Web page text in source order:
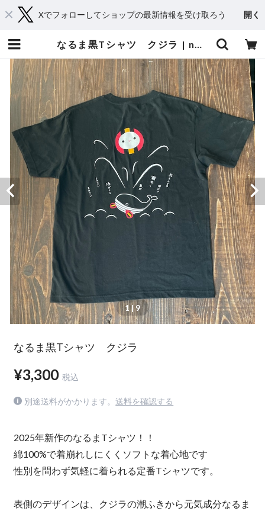
Xでフォローしてショップの最新情報を受け取ろう 開く
なるま黒Tシャツ クジラ | naruma
1| 9
なるま黒Tシャツ クジラ
¥3,300 税込
別途送料がかかります。 送料を確認する
2025年新作のなるまTシャツ！！
綿100%で着崩れしにくくソフトな着心地です
性別を問わず気軽に着られる定番Tシャツです。
表側のデザインは、クジラの潮ふきから元気成分なるま